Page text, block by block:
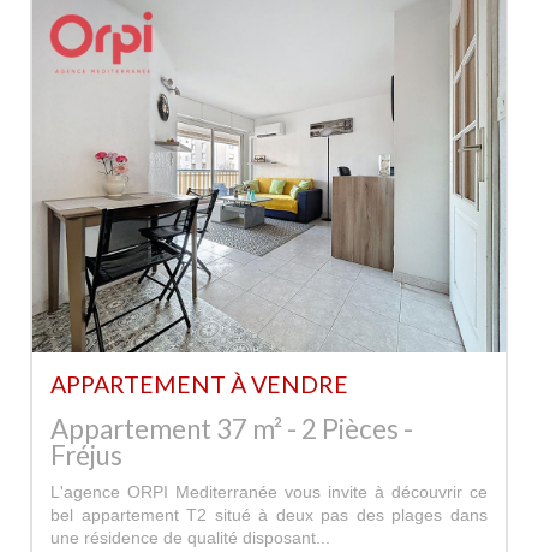
APPARTEMENT À VENDRE
Appartement 37 m² - 2 Pièces -
Fréjus
L'agence ORPI Mediterranée vous invite à découvrir ce
bel appartement T2 situé à deux pas des plages dans
une résidence de qualité disposant...